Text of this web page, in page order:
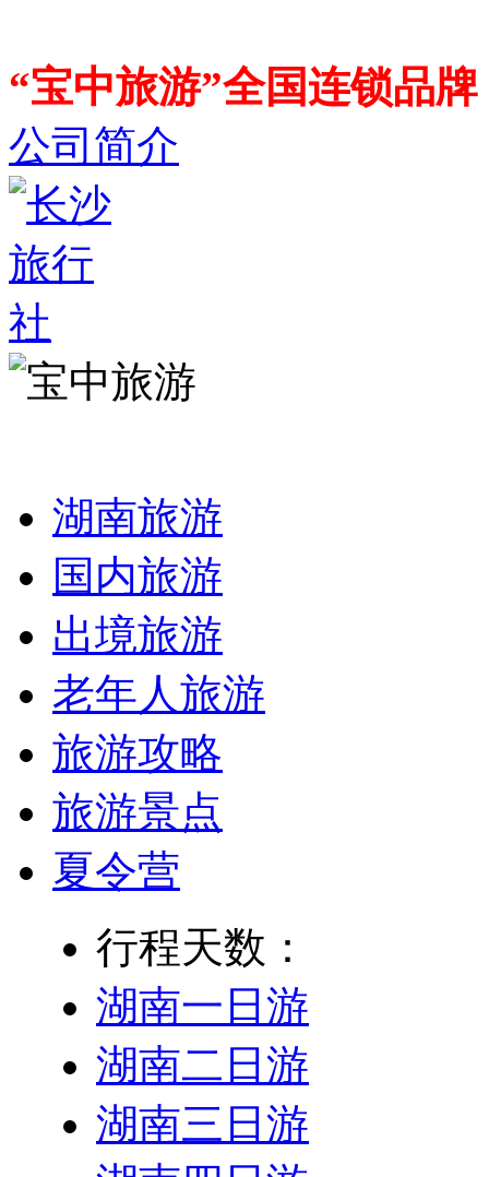
“宝中旅游”全国连锁品
公司简介
湖南旅游
国内旅游
出境旅游
老年人旅游
旅游攻略
旅游景点
夏令营
行程天数：
湖南一日游
湖南二日游
湖南三日游